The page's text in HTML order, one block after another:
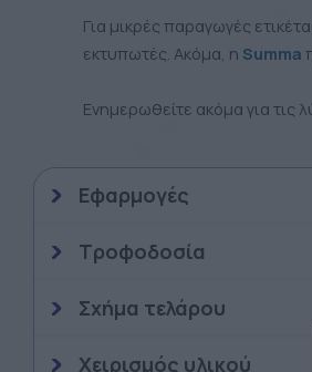
Για μικρές παραγωγές
εκτυπωτές. Ακόμα, η Summa
Ενημερωθείτε ακόμα για τις
Εφαρμογές
Τροφοδοσία
Σχήμα τελάρου
Χειρισμός υλικού